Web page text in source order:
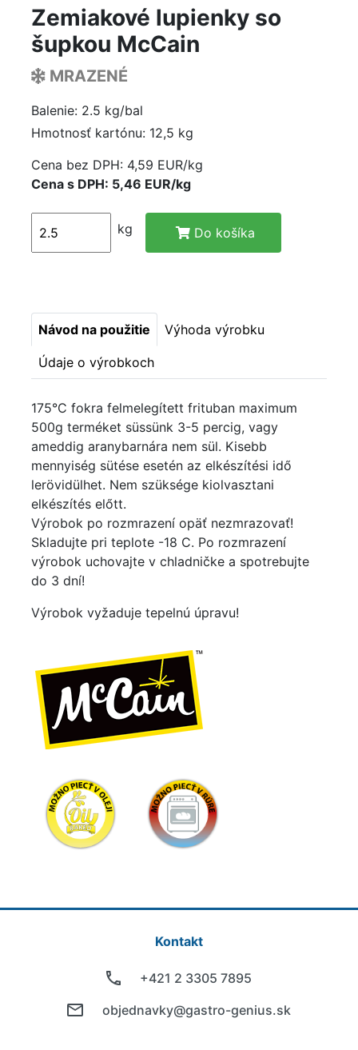
Zemiakové lupienky so
šupkou McCain
MRAZENÉ
Balenie: 2.5 kg/bal
Hmotnosť kartónu: 12,5 kg
Cena bez DPH: 4,59 EUR/kg
Cena s DPH: 5,46 EUR/kg
kg Do košíka
Návod na použitie Výhoda výrobku
Údaje o výrobkoch
175°C fokra felmelegített frituban maximum
500g terméket süssünk 3-5 percig, vagy
ameddig aranybarnára nem sül. Kisebb
mennyiség sütése esetén az elkészítési idő
lerövidülhet. Nem szüksége kiolvasztani
elkészítés előtt.
Výrobok po rozmrazení opäť nezmrazovať!
Skladujte pri teplote -18 C. Po rozmrazení
výrobok uchovajte v chladničke a spotrebujte
do 3 dní!
Výrobok vyžaduje tepelnú úpravu!
Kontakt
+421 2 3305 7895
objednavky@gastro-genius.sk